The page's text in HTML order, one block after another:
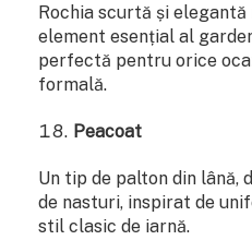
Rochia scurtă și
element esențial al
perfectă pentru orice
formală.
Peacoat
Un tip de palton din lână,
de nasturi, inspirat de
stil clasic de iarnă.